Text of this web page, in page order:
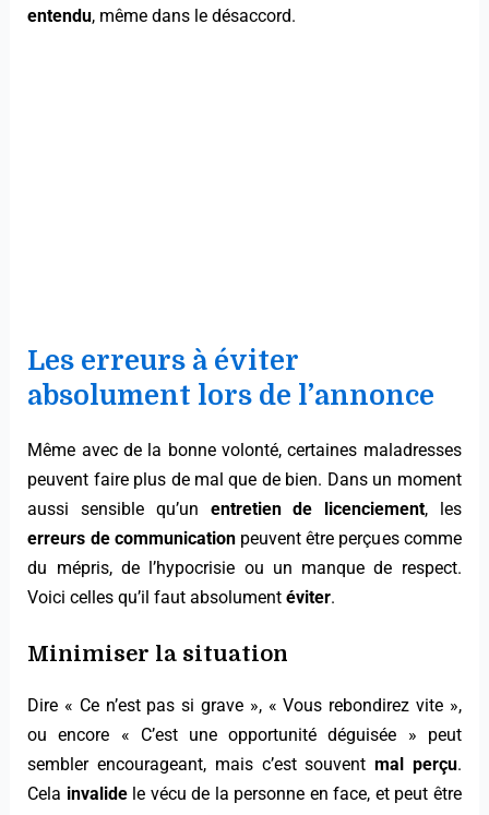
entendu, même dans le désaccord.
Les erreurs à éviter
absolument lors de l’annonce
Même avec de la bonne volonté, certaines maladresses
peuvent faire plus de mal que de bien. Dans un moment
aussi sensible qu’un entretien de licenciement, les
erreurs de communicationpeuvent être perçues comme
du mépris, de l’hypocrisie ou un manque de respect.
Voici celles qu’il faut absolumentéviter.
Minimiser la situation
Dire « Ce n’est pas si grave », « Vous rebondirez vite »,
ou encore « C’est une opportunité déguisée » peut
sembler encourageant, mais c’est souvent mal perçu.
Cela invalidele vécu de la personne en face, et peut être